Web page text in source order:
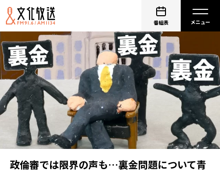
番組表
政倫審では限界の声も…裏金問題について青